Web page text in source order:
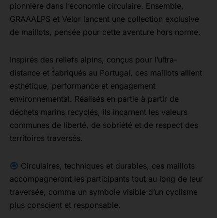
pionnière dans l’économie circulaire. Ensemble,
GRAAALPS et Velor lancent une collection exclusive
de maillots, pensée pour cette aventure hors norme.
Inspirés des reliefs alpins, conçus pour l’ultra-
distance et fabriqués au Portugal, ces maillots allient
esthétique, performance et engagement
environnemental. Réalisés en partie à partir de
déchets marins recyclés, ils incarnent les valeurs
communes de liberté, de sobriété et de respect des
territoires traversés.
Circulaires, techniques et durables, ces maillots
accompagneront les participants tout au long de leur
traversée, comme un symbole visible d’un cyclisme
plus conscient et responsable.